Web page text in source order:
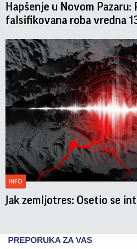
Hapšenje u Novom Pazaru:
falsifikovana roba vredna
INFO
Jak zemljotres: Osetio se